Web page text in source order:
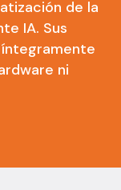
de la
IA. Sus
ni